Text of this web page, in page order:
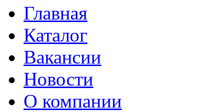
Главная
Каталог
Вакансии
Новости
О компании